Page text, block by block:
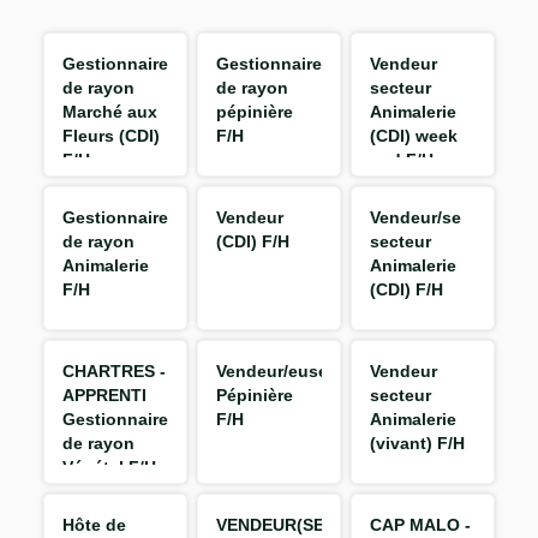
Gestionnaire
de rayon
Marché aux
Fleurs (CDI)
F/H
Gestionnaire
de rayon
pépinière
F/H
Vendeur
secteur
Animalerie
(CDI) week
end F/H
Gestionnaire
de rayon
Animalerie
F/H
Vendeur
(CDI) F/H
Vendeur/se
secteur
Animalerie
(CDI) F/H
CHARTRES -
APPRENTI
Gestionnaire
de rayon
Végétal F/H
Vendeur/euse
Pépinière
F/H
Vendeur
secteur
Animalerie
(vivant) F/H
Hôte de
VENDEUR(SE)
CAP MALO -